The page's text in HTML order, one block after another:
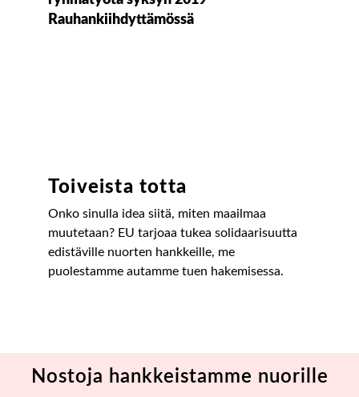
Toiveista totta
Onko sinulla idea siitä, miten maailmaa
muutetaan? EU tarjoaa tukea solidaarisuutta
edistäville nuorten hankkeille, me
puolestamme autamme tuen hakemisessa.
Nostoja hankkeistamme nuorille